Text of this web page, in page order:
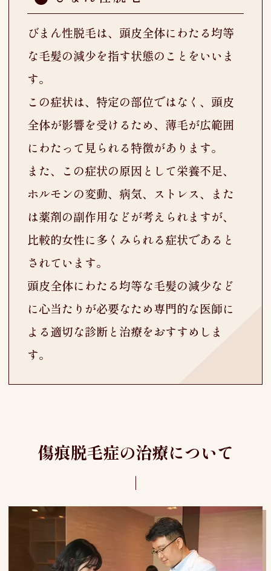
びまん性脱毛は、頭皮全体にわたる均等
な毛髪の減少を指す状態のことをいいま
す。
この症状は、特定の部位ではなく、頭皮
全体が影響を受けるため、薄毛が広範囲
にわたって見られる特徴があります。
また、この症状の原因として栄養不足、
ホルモンの変動、病気、ストレス、また
は薬剤の副作用などが考えられますが、
比較的女性に多くみられる症状であると
されています。
頭皮全体にわたる均等な毛髪の減少など
に心当たりが必要なため専門的な医師に
よる適切な診断と治療をおすすめしま
す。
傷痕脱毛症の治療について